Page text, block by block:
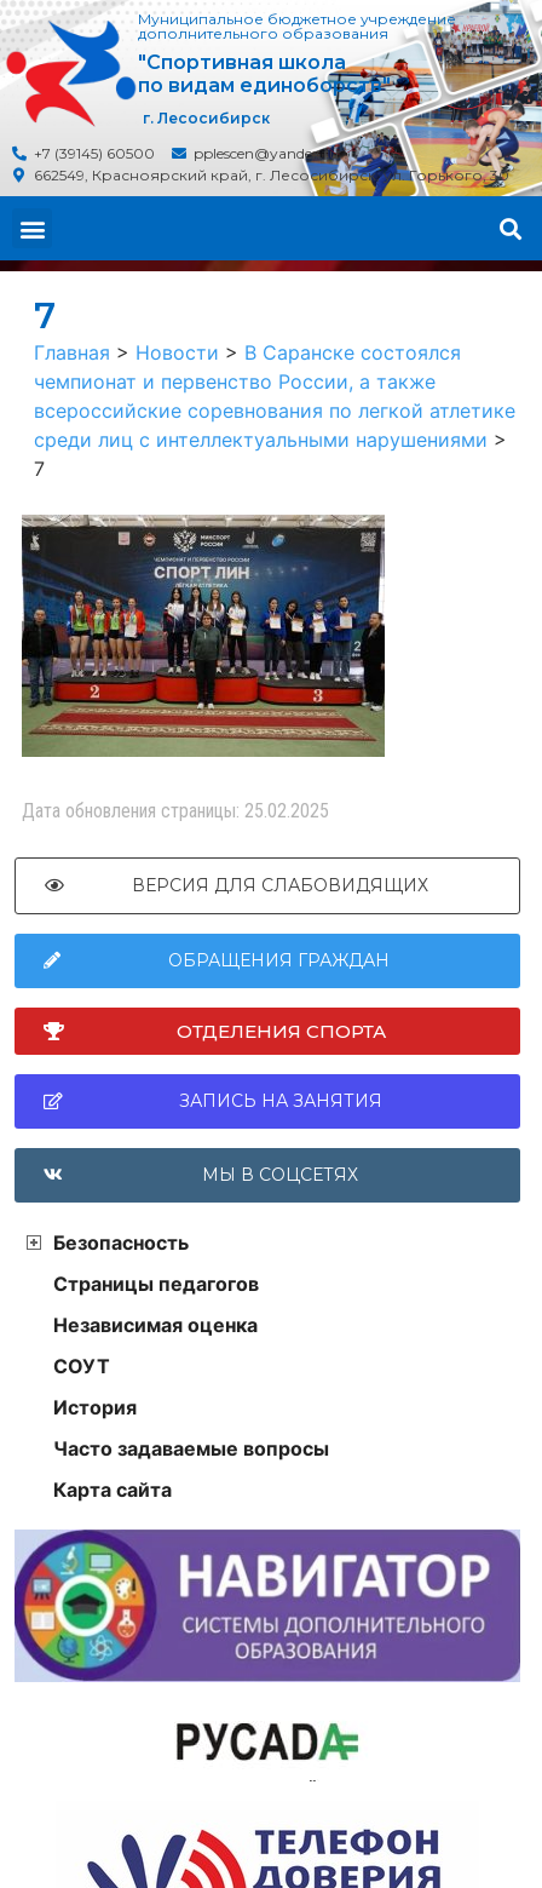
Муниципальное бюджетное учреждение
дополнительного образования
"Спортивная школа
по видам единоборств"
г. Лесосибирск
+7 (39145) 60500
pplescen@yandex.ru
662549, Красноярский край, г. Лесосибирск, ул. Горького, 30
7
Главная > Новости > В Саранске состоялся
чемпионат и первенство России, а также
всероссийские соревнования по легкой атлетике
среди лиц с интеллектуальными нарушениями >
7
Дата обновления страницы: 25.02.2025
ВЕРСИЯ ДЛЯ СЛАБОВИДЯЩИХ
ОБРАЩЕНИЯ ГРАЖДАН
ОТДЕЛЕНИЯ СПОРТА
ЗАПИСЬ НА ЗАНЯТИЯ
МЫ В СОЦСЕТЯХ
Безопасность
Страницы педагогов
Независимая оценка
СОУТ
История
Часто задаваемые вопросы
Карта сайта